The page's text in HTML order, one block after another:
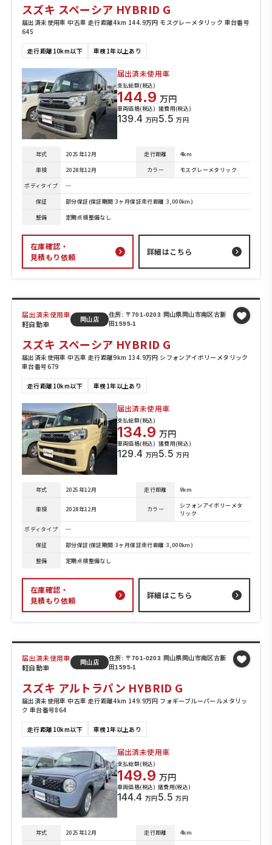
スズキ スペーシア HYBRID G
届出済未使用車 中古車 走行距離4km 144.9万円 モスグレーメタリック 車台番号
645
走行距離10km以下 車検1年以上あり
届出済未使用車
支払総額(税込)
144.9 万円
車両価格(税込)
139.4 万円
諸費用(税込)
5.5 万円
年式 2025年12月 走行距離
4km
車検
2028年12月 カラー
モスグレーメタリック
ボディタイプ
─
保証
部分保証(保証期間:3ヶ月保証走行距離:3,000km)
整備
定期点検整備なし
在庫確認・
見積もり依頼
詳細はこちら
届出済未使用車
軽自動車
岡山店
住所: 〒701-0203 岡山県岡山市南区古新
田1595-1
スズキ スペーシア HYBRID G
届出済未使用車 中古車 走行距離9km 134.9万円 シフォンアイボリーメタリック
車台番号679
走行距離10km以下 車検1年以上あり
届出済未使用車
支払総額(税込)
134.9 万円
車両価格(税込)
129.4 万円
諸費用(税込)
5.5 万円
年式 2025年12月 走行距離 9km
車検 2028年12月 カラー
シフォンアイボリーメタ
リック
ボディタイプ
─
保証
部分保証(保証期間:3ヶ月保証走行距離:3,000km)
整備
定期点検整備なし
在庫確認・
見積もり依頼
詳細はこちら
届出済未使用車
軽自動車
岡山店
住所: 〒701-0203 岡山県岡山市南区古新
田1595-1
スズキ アルトラパン HYBRID G
届出済未使用車 中古車 走行距離4km 149.9万円 フォギーブルーパールメタリッ
ク 車台番号864
走行距離10km以下 車検1年以上あり
届出済未使用車
支払総額(税込)
149.9 万円
車両価格(税込)
144.4 万円
諸費用(税込)
5.5 万円
年式 2025年12月 走行距離
4km